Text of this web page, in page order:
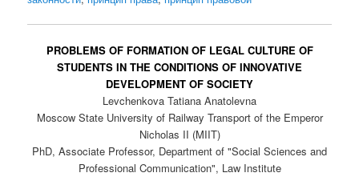
PROBLEMS OF FORMATION OF LEGAL CULTURE OF
STUDENTS IN THE CONDITIONS OF INNOVATIVE
DEVELOPMENT OF SOCIETY
Levchenkova Tatiana Anatolevna
Moscow State University of Railway Transport of the Emperor
Nicholas II (MIIT)
PhD, Associate Professor, Department of "Social Sciences and
Professional Communication", Law Institute